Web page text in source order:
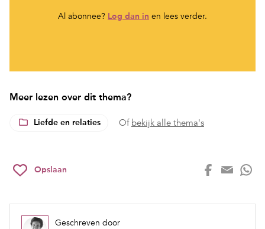
Al abonnee? Log dan in en lees verder.
Meer lezen over dit thema?
Liefde en relaties Of bekijk alle thema's
Opslaan
Geschreven door